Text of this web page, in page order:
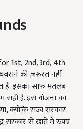
1st, 2nd, 3rd, 4th
की ज़रूरत नहीं
है. इसका साफ मतलब
है. इस योजना का
क्योंकि राज्य सरकार
सरकार से खाते में रुपए